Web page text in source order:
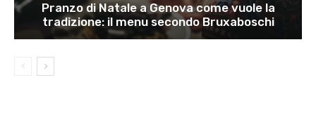
Pranzo di Natale a Genova come vuole la
tradizione: il menu secondo Bruxaboschi